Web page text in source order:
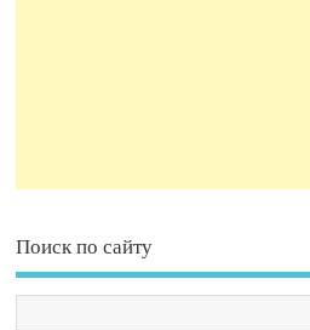
Поиск по сайту